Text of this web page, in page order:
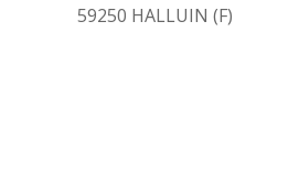
59250 HALLUIN (F)